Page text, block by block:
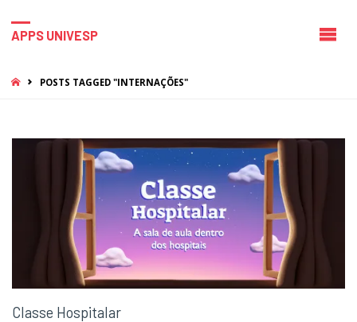
APPS UNIVESP
HOMEPOSTS TAGGED "INTERNAÇÕES"
Classe Hospitalar